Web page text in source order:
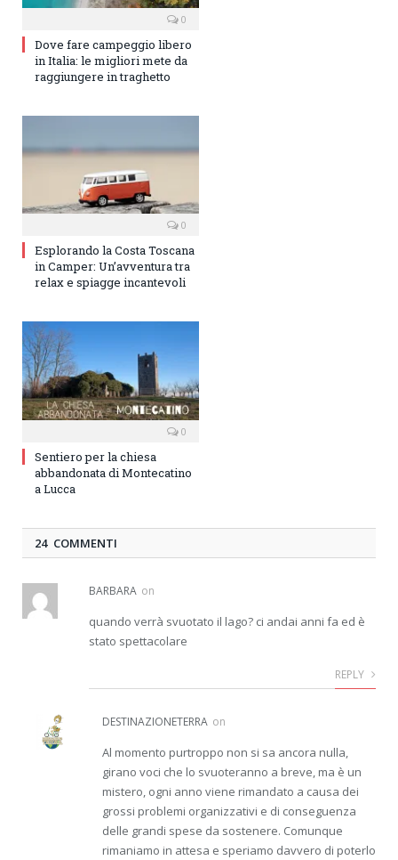
0
Dove fare campeggio libero
in Italia: le migliori mete da
raggiungere in traghetto
0
Esplorando la Costa Toscana
in Camper: Un’avventura tra
relax e spiagge incantevoli
0
Sentiero per la chiesa
abbandonata di Montecatino
a Lucca
24 COMMENTI
BARBARA on
quando verrà svuotato il lago? ci andai anni fa ed è
stato spettacolare
REPLY
DESTINAZIONETERRA on
Al momento purtroppo non si sa ancora nulla,
girano voci che lo svuoteranno a breve, ma è un
mistero, ogni anno viene rimandato a causa dei
grossi problemi organizzativi e di conseguenza
delle grandi spese da sostenere. Comunque
rimaniamo in attesa e speriamo davvero di poterlo